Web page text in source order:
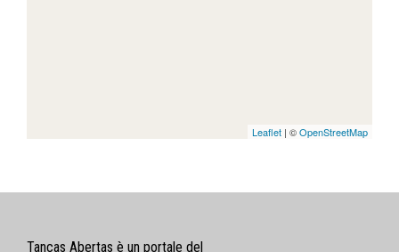
Leaflet | ©OpenStreetMap
Tancas Abertas è un portale del